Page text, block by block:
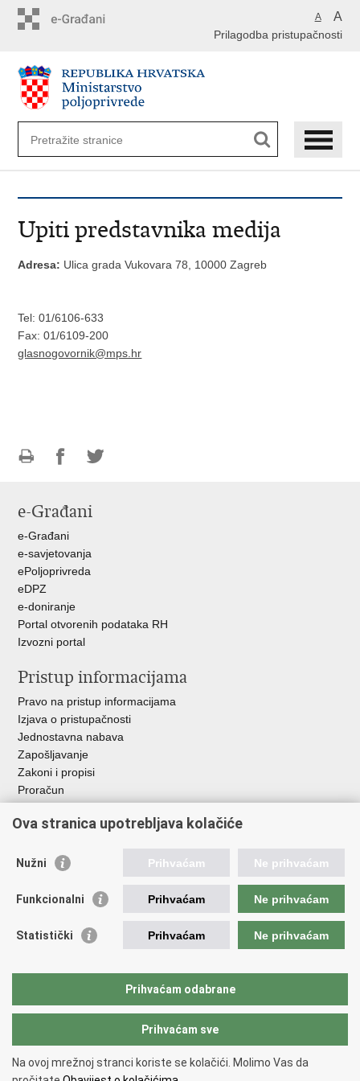
A A
Prilagodba pristupačnosti
Upiti predstavnika medija
Adresa: Ulica grada Vukovara 78, 10000 Zagreb
Tel: 01/6106-633
Fax: 01/6109-200
glasnogovornik@mps.hr
FacebookuTwitteru
e-Građani
e-Građani
e-savjetovanja
ePoljoprivreda
eDPZ
e-doniranje
Portal otvorenih podataka RH
Izvozni portal
Pristup informacijama
Pravo na pristup informacijama
Izjava o pristupačnosti
Jednostavna nabava
Zapošljavanje
Zakoni i propisi
Proračun
RH
Važne poveznice
Hrvatska agencija za poljoprivredu i hranu
Agencija za plaćanja u poljoprivredi, ribarstvu i ruralnom
razvoju
Hrvatske šume
Pučka pravobraniteljica
Copyright © 2026 Ministarstvo poljoprivrede, šumarstva i ribarstva.
Ova stranica upotrebljava kolačiće
Nužni Prihvaćam Ne prihvaćam
Funkcionalni Prihvaćam Ne prihvaćam
Statistički Prihvaćam Ne prihvaćam
Prihvaćam odabrane
Prihvaćam sve
Na ovoj mrežnoj stranci koriste se kolačići. Molimo Vas da